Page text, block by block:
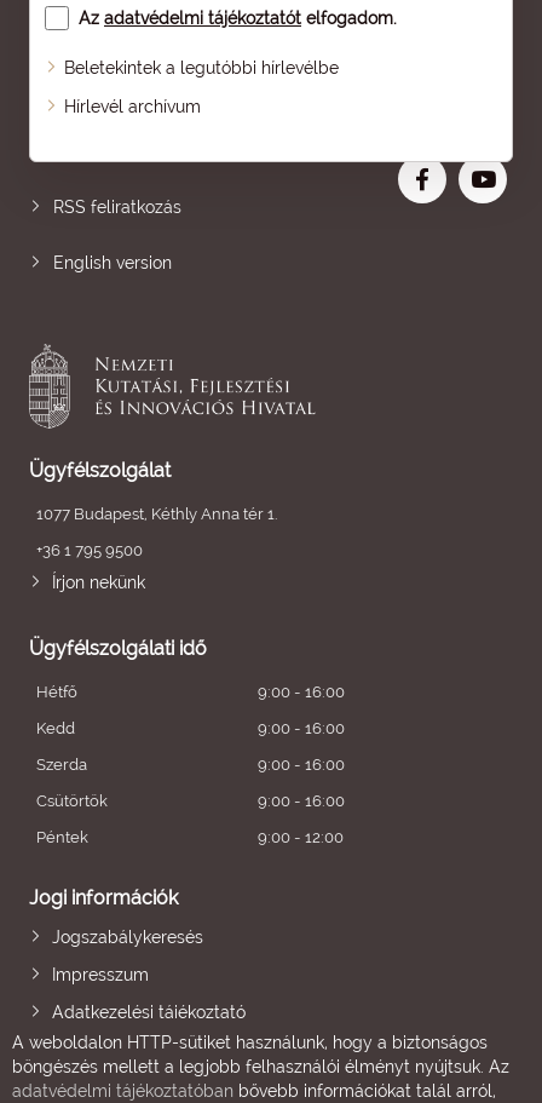
Az adatvédelmi tájékoztatót elfogadom.
Beletekintek a legutóbbi hírlevélbe
Hírlevél archívum
Oldaltérkép
RSS feliratkozás
English version
Ügyfélszolgálat
1077 Budapest, Kéthly Anna tér 1.
+36 1 795 9500
Írjon nekünk
Ügyfélszolgálati idő
Hétfő
9:00 - 16:00
Kedd
9:00 - 16:00
Szerda
9:00 - 16:00
Csütörtök
9:00 - 16:00
Péntek
9:00 - 12:00
Jogi információk
Jogszabálykeresés
Impresszum
Adatkezelési tájékoztató
A weboldalon HTTP-sütiket használunk, hogy a biztonságos
böngészés mellett a legjobb felhasználói élményt nyújtsuk. Az
adatvédelmi tájékoztatóban bővebb információkat talál arról,